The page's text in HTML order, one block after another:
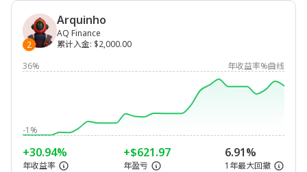
2
Arquinho
AQ Finance
累计入金: $2,000.00
36%
年收益率%曲线
-1%
+30.94%
年收益率
+$621.97
年盈亏
6.91%
1年最大回撤